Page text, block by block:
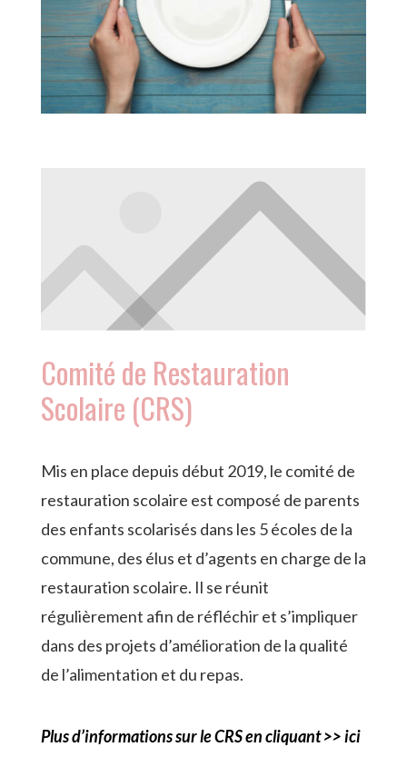
Comité de Restauration
Scolaire (CRS)
Mis en place depuis début 2019, le comité de
restauration scolaire est composé de parents
des enfants scolarisés dans les 5 écoles de la
commune, des élus et d’agents en charge de la
restauration scolaire. Il se réunit
régulièrement afin de réfléchir et s’impliquer
dans des projets d’amélioration de la qualité
de l’alimentation et du repas.
Plus d’informations sur le CRS en cliquant >> ici